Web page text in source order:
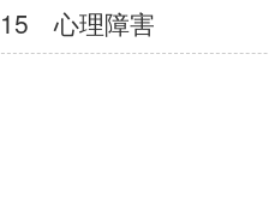
15 心理障害